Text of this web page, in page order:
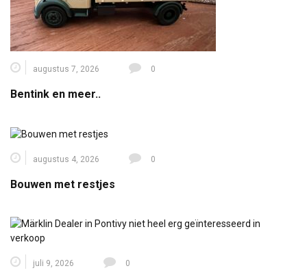
augustus 7, 2026 0
Bentink en meer..
augustus 4, 2026 0
Bouwen met restjes
juli 9, 2026 0